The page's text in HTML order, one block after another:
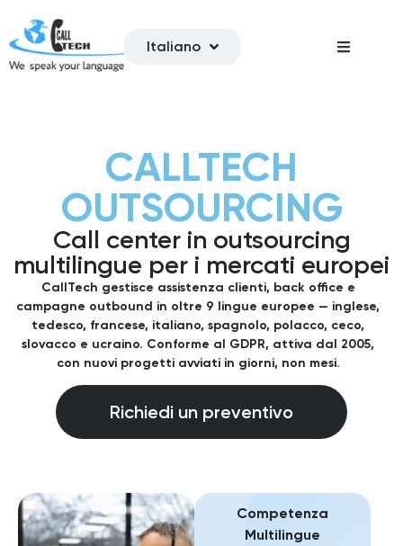
Italiano
CALLTECH
OUTSOURCING
Call center in outsourcing
multilingue per i mercati europei
CallTech gestisce assistenza clienti, back office e
campagne outbound in oltre 9 lingue europee — inglese,
tedesco, francese, italiano, spagnolo, polacco, ceco,
slovacco e ucraino. Conforme al GDPR, attiva dal 2005,
con nuovi progetti avviati in giorni, non mesi.
Richiedi un preventivo
Competenza
Multilingue